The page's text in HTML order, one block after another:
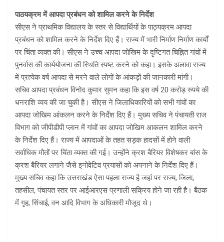
पाठयक्रम में आपदा प्रबंधन को शामिल करने के निर्देश
सीएस ने प्राथमिक विद्यालय के स्तर से विद्यार्थियों के पाठ्यक्रम आपदा
प्रबंधन को शामिल करने के निर्देश दिए हैं। राज्य में भारी निर्माण निर्माण कार्यों
पर चिंता व्यक्त की। सीएस ने उच्च आपदा जोखिम के दृष्टिगत चिह्नित गांवों में
पुनर्वास की कार्ययोजना की स्थिति स्पष्ट करने को कहा। इसके अलावा राज्य
में प्रत्येक वर्ष आपदा से मरने वाले लोगों के आंकड़ों की जानकारी मांगी।
सचिव आपदा प्रबंधन विनोद कुमार सुमन कहा कि इस वर्ष 20 करोड़ रुपये की
धनराशि व्यय की जा चुकी है। सीएस ने जिलाधिकारियों को सभी गांवों का
आपदा जोखिम आंकलन करने के निर्देश दिए हैं। मुख्य सचिव ने पंचायती राज
विभाग को जीपीडीपी प्लान में गांवों का आपदा जोखिम आकलन शामिल करने
के निर्देश दिए हैं। राज्य में आपदाओं के तहत सड़क हादसों में होने वाली
सर्वाधिक मौतों पर चिंता व्यक्त की गई। उन्होंने क्रश बैरियर विशेषकर बांस के
क्रश बैरियर लगाने जैसे इनोवेटिव प्रयासों को अपनाने के निर्देश दिए हैं।
मुख्य सचिव कहा कि उत्तराखंड ऐसा पहला राज्य है जहां पर राज्य, जिला,
तहसील, पंचायत स्तर पर आईआरएस प्रणाली सक्रिय होने जा रही है। बैठक
में गृह, सिंचाई, वन आदि विभाग के अधिकारी मौजूद थे।